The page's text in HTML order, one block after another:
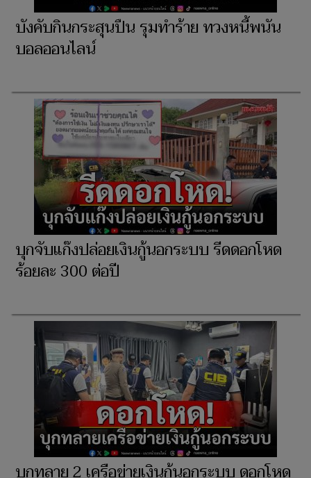
บังคับกินกระสุนปืน รุมทำร้าย ทวงหนี้พนัน
บอลออนไลน์
บุกจับแก๊งปล่อยเงินกู้นอกระบบ รีดดอกโหด
ร้อยละ 300 ต่อปี
บุกทลาย 2 เครือข่ายเงินกู้นอกระบบ ดอกโหด